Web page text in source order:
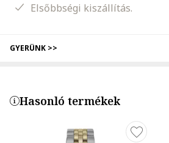
Elsőbbségi kiszállítás.
GYERÜNK >>
Hasonló termékek